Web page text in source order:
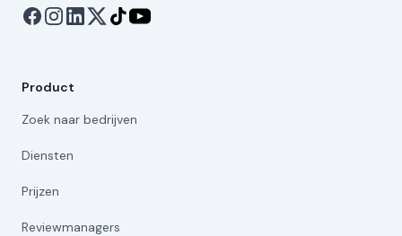
Product
Zoek naar bedrijven
Diensten
Prijzen
Reviewmanagers